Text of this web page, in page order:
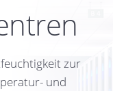
zur
und